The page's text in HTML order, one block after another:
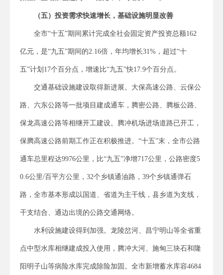
（五）投资需求快速增长，基础设施明显改善
全市“十五”期间累计完成全社会固定资产投资总额162
亿元，是“九五”期间的2.16倍，年均增长31%，超过“十
五”计划17个百分点，增速比“九五”快17.9个百分点。
交通基础设施建设取得新进展。大保高速公路、云保公
路、六东公路等一批项目建成通车，腾密公路、腾板公路、
保龙高速公路等相继开工建设。腾冲机场进场道路已开工，
保腾高速公路前期工作正在积极推进。“十五”末，全市公路
通车总里程达9976公里，比“九五”净增717公里，公路密度5
0.6公里/百平方公里，32个乡镇通油路，39个乡镇通弹石
路，全市基本形成以国道、省道为主干线，县乡道为支线，
干支结合、通边出境的公路交通网络。
水利设施建设得到加强。龙陵岔河、昌宁明山等全省重
点中型水库相继建成投入使用，腾冲大河、施甸三块石和隆
阳明子山等病险水库完成除险加固。全市新增蓄水库容4684